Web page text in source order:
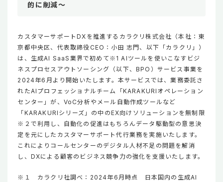
的に削減～
カスタマーサポートDXを推進するカラクリ株式会社（本社：東
京都中央区、代表取締役CEO：小田 志門、以下「カラクリ」）
は、生成AI SaaS業界で初めて※1 AIツールを使いこなすビジ
ネスプロセスアウトソーシング（以下、BPO）サービス事業を
2024年6月より開始いたします。本サービスでは、業務委託さ
れたAIプロフェッショナルチーム「KARAKURIオペレーション
センター」が、VoC分析やメール自動作成ツールなど
「KARAKURIシリーズ」の中のEX向けソリューションを無制限
※２で利用し、自動化の促進はもちろんデータ駆動型の意思決
定を元にしたカスタマーサポート代行業務を実施いたします。
これによりコールセンターのデジタル人材不足の問題を解消
し、DXによる顧客のビジネス競争力の強化を支援いたします。
※１ カラクリ社調べ：2024年6月時点 日本国内の生成AI